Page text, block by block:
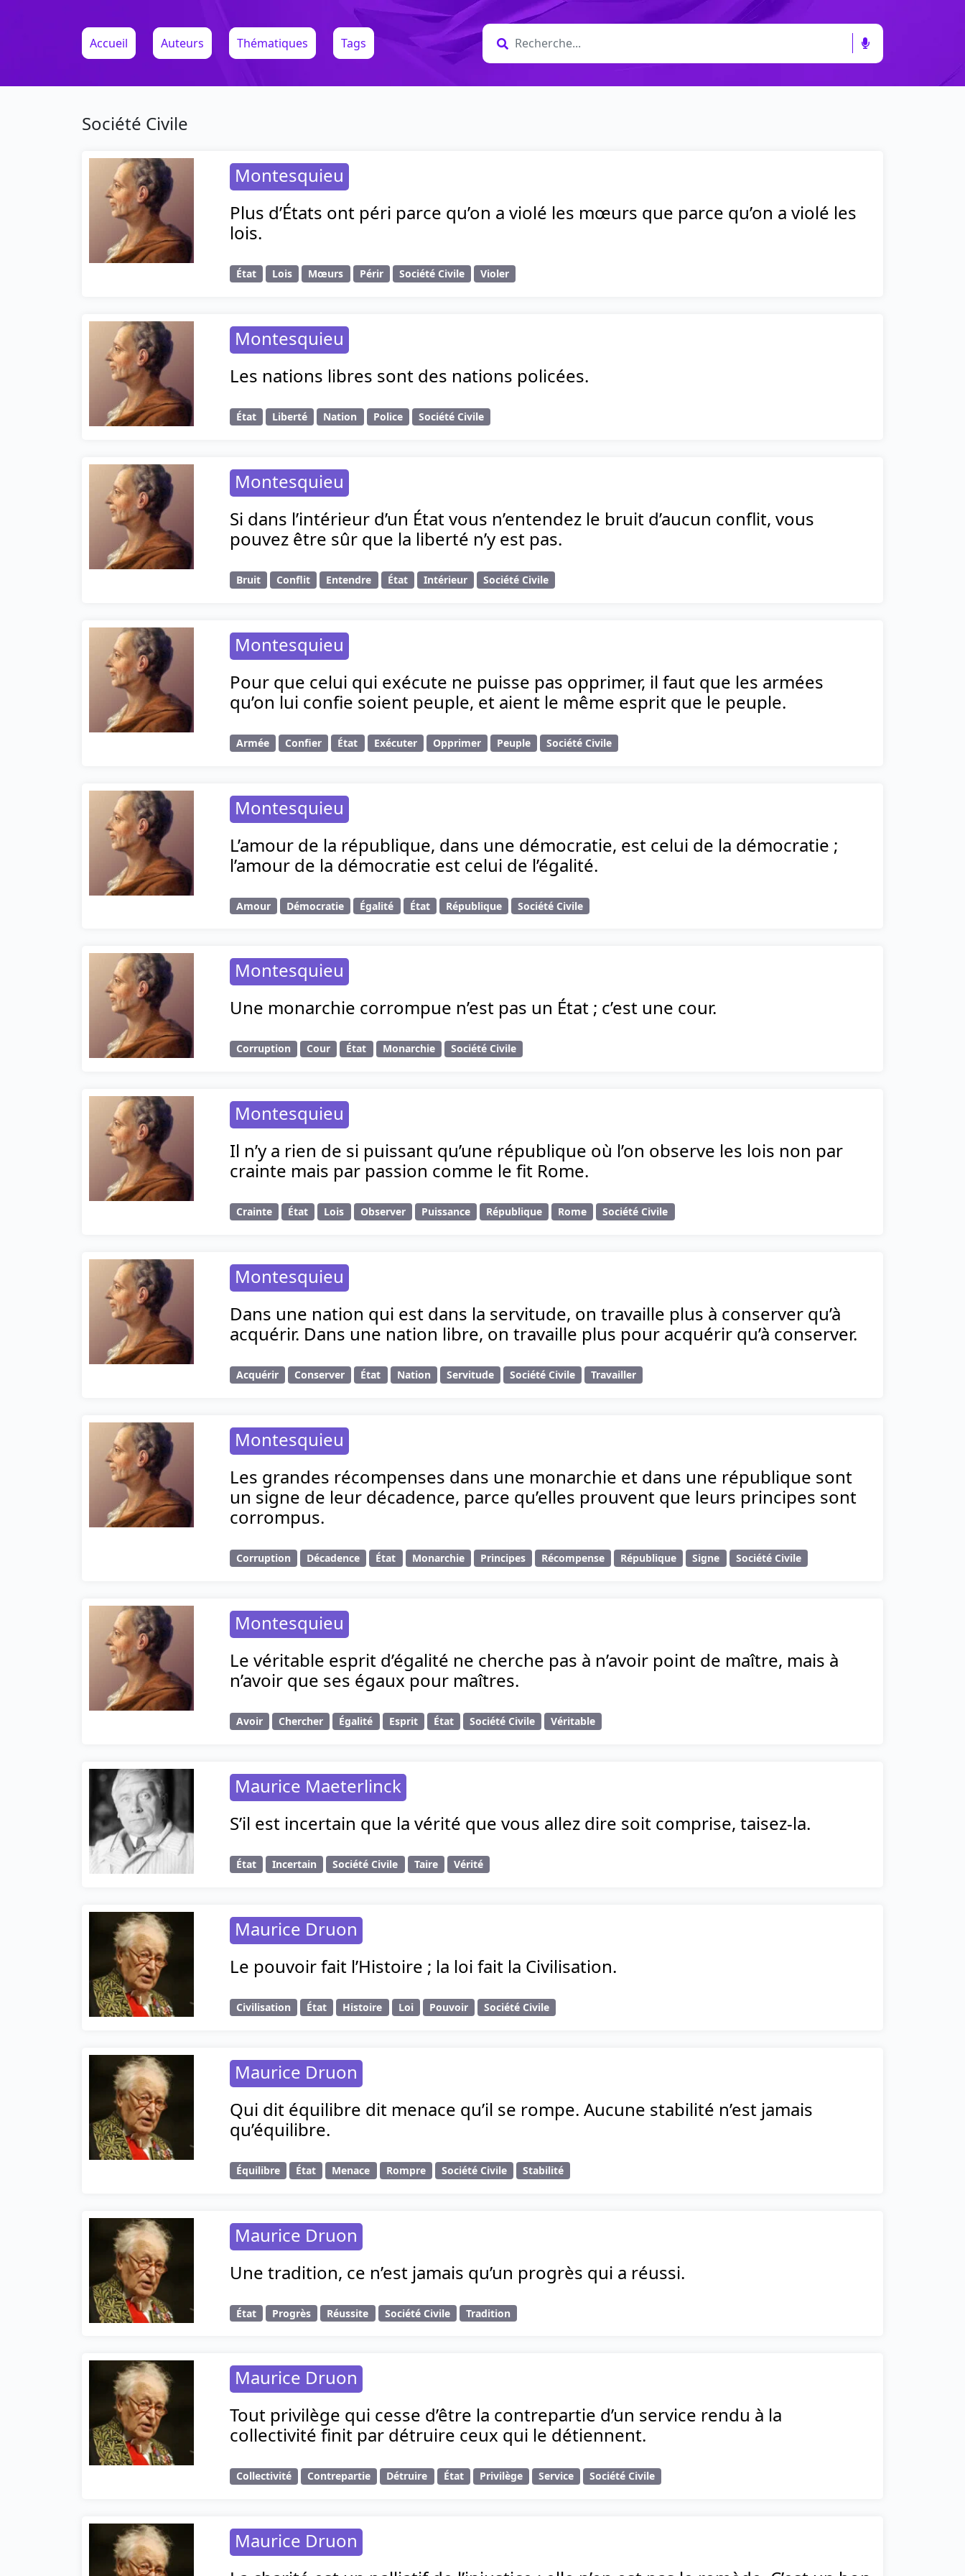
Accueil Auteurs Thématiques Tags
Société Civile
Montesquieu
Plus d’États ont péri parce qu’on a violé les mœurs que parce qu’on a violé les
lois.
État Lois Mœurs Périr Société Civile Violer
Montesquieu
Les nations libres sont des nations policées.
État Liberté Nation Police Société Civile
Montesquieu
Si dans l’intérieur d’un État vous n’entendez le bruit d’aucun conflit, vous
pouvez être sûr que la liberté n’y est pas.
Bruit Conflit Entendre État Intérieur Société Civile
Montesquieu
Pour que celui qui exécute ne puisse pas opprimer, il faut que les armées
qu’on lui confie soient peuple, et aient le même esprit que le peuple.
Armée Confier État Exécuter Opprimer Peuple Société Civile
Montesquieu
L’amour de la république, dans une démocratie, est celui de la démocratie ;
l’amour de la démocratie est celui de l’égalité.
Amour Démocratie Égalité État République Société Civile
Montesquieu
Une monarchie corrompue n’est pas un État ; c’est une cour.
Corruption Cour État Monarchie Société Civile
Montesquieu
Il n’y a rien de si puissant qu’une république où l’on observe les lois non par
crainte mais par passion comme le fit Rome.
Crainte État Lois Observer Puissance République Rome Société Civile
Montesquieu
Dans une nation qui est dans la servitude, on travaille plus à conserver qu’à
acquérir. Dans une nation libre, on travaille plus pour acquérir qu’à conserver.
Acquérir Conserver État Nation Servitude Société Civile Travailler
Montesquieu
Les grandes récompenses dans une monarchie et dans une république sont
un signe de leur décadence, parce qu’elles prouvent que leurs principes sont
corrompus.
Corruption Décadence État Monarchie Principes Récompense République Signe Société Civile
Montesquieu
Le véritable esprit d’égalité ne cherche pas à n’avoir point de maître, mais à
n’avoir que ses égaux pour maîtres.
Avoir Chercher Égalité Esprit État Société Civile Véritable
Maurice Maeterlinck
S’il est incertain que la vérité que vous allez dire soit comprise, taisez-la.
État Incertain Société Civile Taire Vérité
Maurice Druon
Le pouvoir fait l’Histoire ; la loi fait la Civilisation.
Civilisation État Histoire Loi Pouvoir Société Civile
Maurice Druon
Qui dit équilibre dit menace qu’il se rompe. Aucune stabilité n’est jamais
qu’équilibre.
Équilibre État Menace Rompre Société Civile Stabilité
Maurice Druon
Une tradition, ce n’est jamais qu’un progrès qui a réussi.
État Progrès Réussite Société Civile Tradition
Maurice Druon
Tout privilège qui cesse d’être la contrepartie d’un service rendu à la
collectivité finit par détruire ceux qui le détiennent.
Collectivité Contrepartie Détruire État Privilège Service Société Civile
Maurice Druon